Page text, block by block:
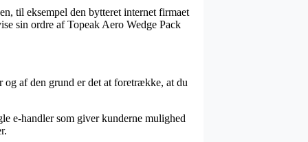
til eksempel den bytteret internet firmaet
sin ordre af Topeak Aero Wedge Pack
af den grund er det at foretrække, at du
e-handler som giver kunderne mulighed